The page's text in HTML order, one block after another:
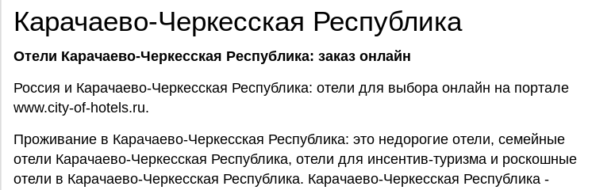
Карачаево-Черкесская Республика
Отели Карачаево-Черкесская Республика: заказ онлайн
Россия и Карачаево-Черкесская Республика: отели для выбора онлайн на портале
www.city-of-hotels.ru.
Проживание в Карачаево-Черкесская Республика: это недорогие отели, семейные
отели Карачаево-Черкесская Республика, отели для инсентив-туризма и роскошные
отели в Карачаево-Черкесская Республика. Карачаево-Черкесская Республика -